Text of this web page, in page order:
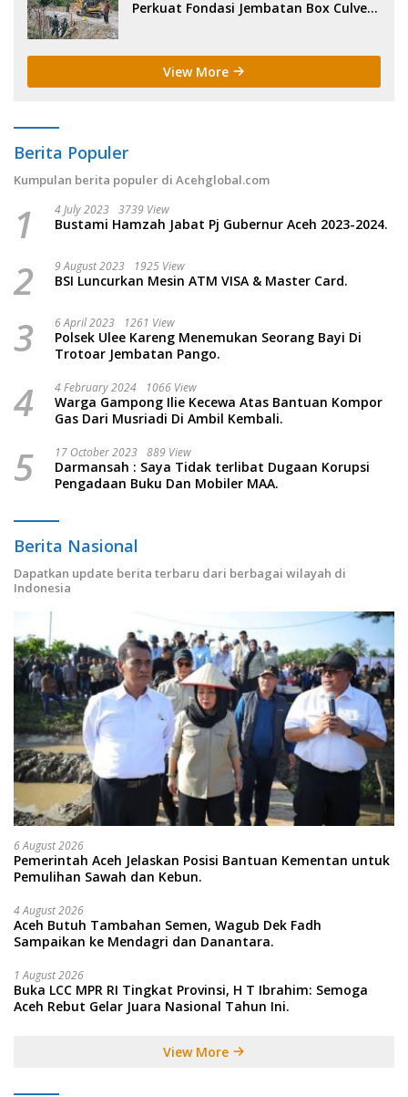
Perkuat Fondasi Jembatan Box Culvert
View More
Berita Populer
Kumpulan berita populer di Acehglobal.com
1 4 July 2023 3739 View
Bustami Hamzah Jabat Pj Gubernur Aceh 2023-2024.
2 9 August 2023 1925 View
BSI Luncurkan Mesin ATM VISA & Master Card.
3 6 April 2023 1261 View
Polsek Ulee Kareng Menemukan Seorang Bayi Di
Trotoar Jembatan Pango.
4 4 February 2024 1066 View
Warga Gampong Ilie Kecewa Atas Bantuan Kompor
Gas Dari Musriadi Di Ambil Kembali.
5 17 October 2023 889 View
Darmansah : Saya Tidak terlibat Dugaan Korupsi
Pengadaan Buku Dan Mobiler MAA.
Berita Nasional
Dapatkan update berita terbaru dari berbagai wilayah di
Indonesia
6 August 2026
Pemerintah Aceh Jelaskan Posisi Bantuan Kementan untuk
Pemulihan Sawah dan Kebun.
4 August 2026
Aceh Butuh Tambahan Semen, Wagub Dek Fadh
Sampaikan ke Mendagri dan Danantara.
1 August 2026
Buka LCC MPR RI Tingkat Provinsi, H T Ibrahim: Semoga
Aceh Rebut Gelar Juara Nasional Tahun Ini.
View More